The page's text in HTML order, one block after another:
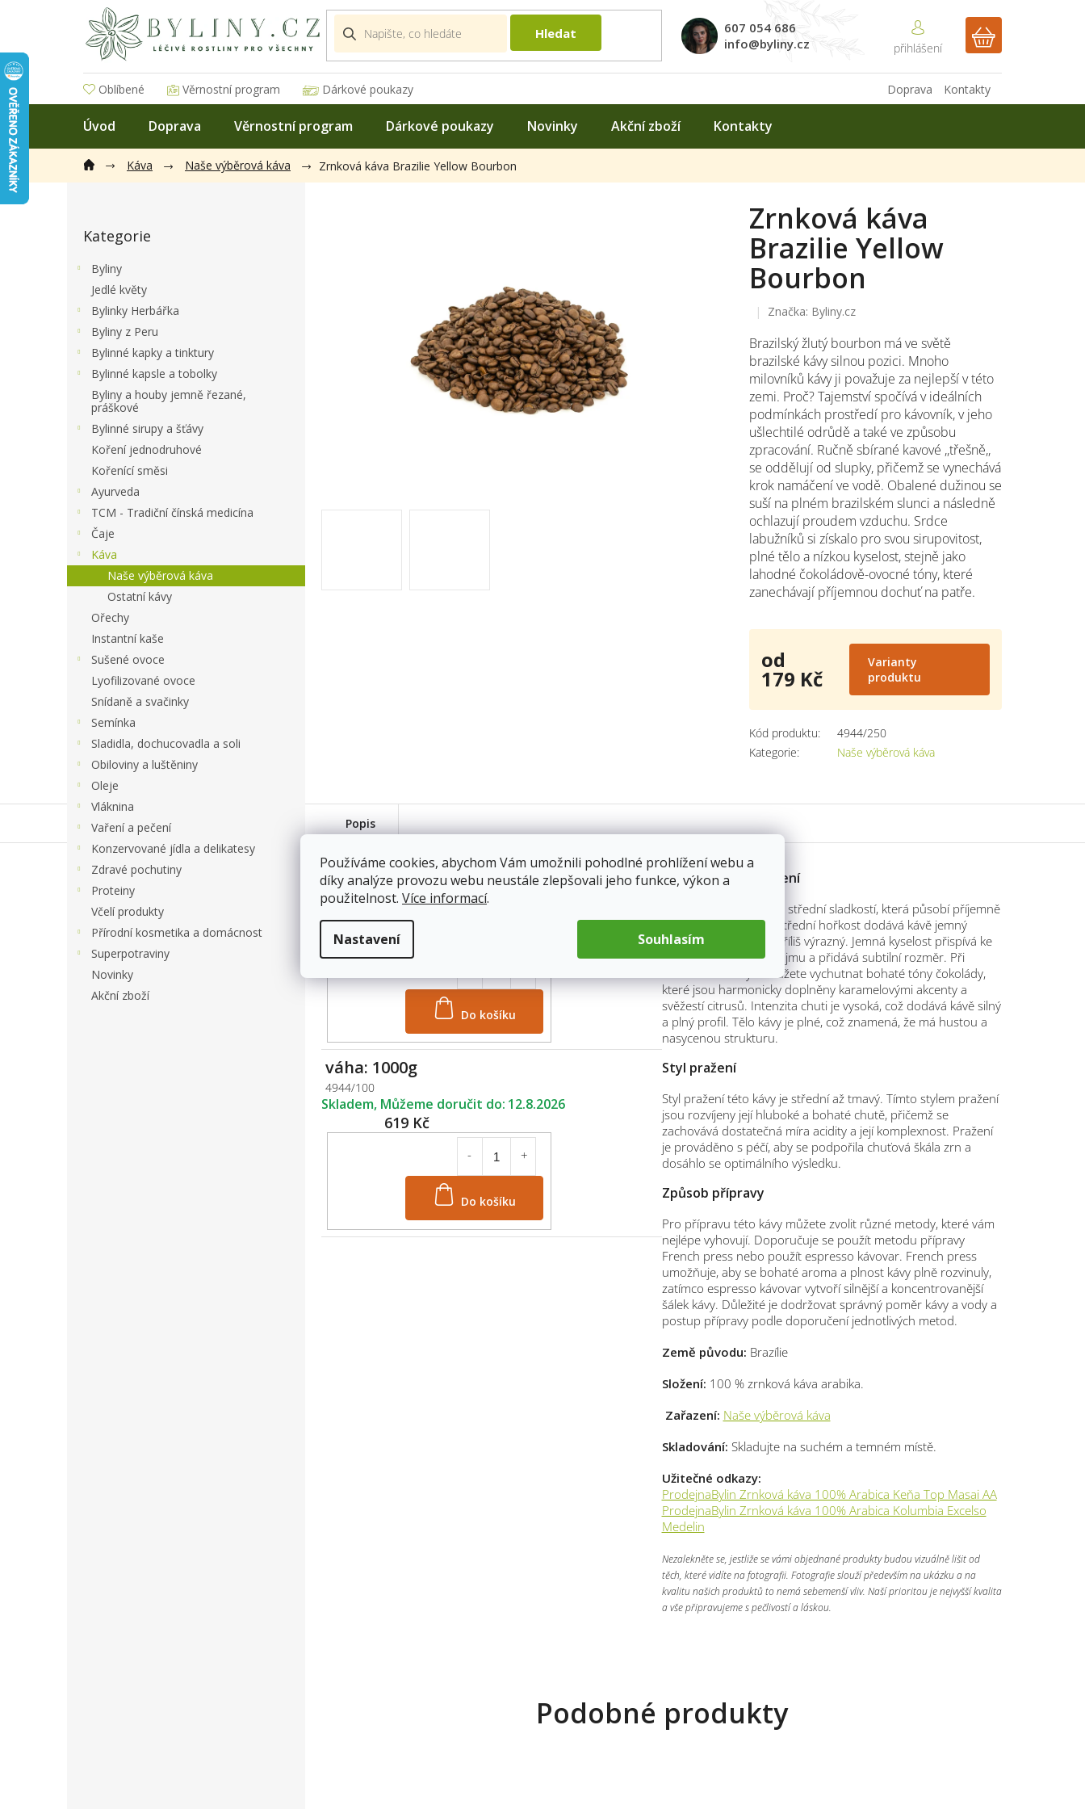
Používáme cookies, abychom Vám umožnili pohodlné prohlížení webu a
díky analýze provozu webu neustále zlepšovali jeho funkce, výkon a
použitelnost. Více informací.
Nastavení Souhlasím
Hledat
607 054 686
info@byliny.cz
NÁKUPNÍ
Oblíbené Věrnostní program Dárkové poukazy Kontakty
Doprava
Úvod Doprava Věrnostní program Dárkové poukazy Novinky Akční zboží Kontakty
Káva Naše výběrová káva Zrnková káva Brazilie Yellow Bourbon
kategorie
Kategorie
Byliny
Jedlé květy
Bylinky Herbářka
Byliny z Peru
Bylinné kapky a tinktury
Bylinné kapsle a tobolky
Byliny a houby jemně řezané,
práškové
Bylinné sirupy a šťávy
Koření jednodruhové
Kořenící směsi
Ayurveda
TCM - Tradiční čínská medicína
Čaje
Káva
Naše výběrová káva
Ostatní kávy
Ořechy
Instantní kaše
Sušené ovoce
Lyofilizované ovoce
Snídaně a svačinky
Semínka
Sladidla, dochucovadla a soli
Obiloviny a luštěniny
Oleje
Vláknina
Vaření a pečení
Konzervované jídla a delikatesy
Zdravé pochutiny
Proteiny
Včelí produkty
Přírodní kosmetika a domácnost
Superpotraviny
Novinky
Akční zboží
Brazilský žlutý bourbon má ve světě
brazilské kávy silnou pozici. Mnoho
milovníků kávy ji považuje za nejlepší v této
zemi. Proč? Tajemství spočívá v ideálních
podmínkách prostředí pro kávovník, v jeho
ušlechtilé odrůdě a také ve způsobu
zpracování. Ručně sbírané kavové ,,třešně,,
se oddělují od slupky, přičemž se vynechává
krok namáčení ve vodě. Obalené dužinou se
suší na plném brazilském slunci a následně
ochlazují proudem vzduchu. Srdce
labužníků si získalo pro svou sirupovitost,
plné tělo a nízkou kyselost, stejně jako
lahodné čokoládově-ovocné tóny, které
zanechávají příjemnou dochuť na patře.
Zrnková káva
Brazilie Yellow
Bourbon
Značka: Byliny.cz
Kód produktu:
4944/250
Kategorie: Naše výběrová káva
od
179 Kč
cena:
Varianty
produktu
Popis
váha: 250g
4944/250
179 Kč
Do košíku
Skladem
váha: 1000g
4944/100
619 Kč
Do košíku
Skladem 12.8.2026
Senzorické hodnocení
Tato káva se vyznačuje střední sladkostí, která působí příjemně
na chuťové pohárky. Střední hořkost dodává kávě jemný
charakter, který není příliš výrazný. Jemná kyselost přispívá ke
zjemnění celkového dojmu a přidává subtilní rozměr. Při
ochutnávce kávy si můžete vychutnat bohaté tóny čokolády,
které jsou harmonicky doplněny karamelovými akcenty a
svěžestí citrusů. Intenzita chuti je vysoká, což dodává kávě silný
a plný profil. Tělo kávy je plné, což znamená, že má hustou a
nasycenou strukturu.
Styl pražení
Styl pražení této kávy je střední až tmavý. Tímto stylem pražení
jsou rozvíjeny její hluboké a bohaté chutě, přičemž se
zachovává dostatečná míra acidity a její komplexnost. Pražení
je prováděno s péčí, aby se podpořila chuťová škála zrn a
dosáhlo se optimálního výsledku.
Způsob přípravy
Pro přípravu této kávy můžete zvolit různé metody, které vám
nejlépe vyhovují. Doporučuje se použít metodu přípravy
French press nebo použít espresso kávovar. French press
umožňuje, aby se bohaté aroma a plnost kávy plně rozvinuly,
zatímco espresso kávovar vytvoří silnější a koncentrovanější
šálek kávy. Důležité je dodržovat správný poměr kávy a vody a
postup přípravy podle doporučení jednotlivých metod.
Země původu: Brazílie
Složení: 100 % zrnková káva arabika.
Zařazení: Naše výběrová káva
Skladování: Skladujte na suchém a temném místě.
Užitečné odkazy:
ProdejnaBylin Zrnková káva 100% Arabica Keňa Top Masai AA
ProdejnaBylin Zrnková káva 100% Arabica Kolumbia Excelso
Medelin
Nezalekněte se, jestliže se vámi objednané produkty budou vizuálně lišit od
těch, které vidíte na fotografii. Fotografie slouží především na ukázku a na
kvalitu našich produktů to nemá sebemenší vliv. Naší prioritou je nejvyšší kvalita
a vše připravujeme s pečlivostí a láskou.